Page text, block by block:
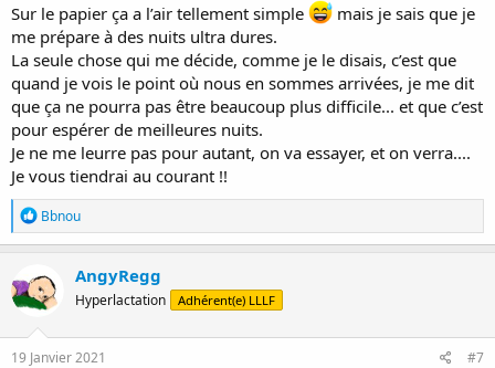
Sur le papier ça a l’air tellement simple
mais je sais que je
me prépare à des nuits ultra dures.
La seule chose qui me décide, comme je le disais, c’est que
quand je vois le point où nous en sommes arrivées, je me dit
que ça ne pourra pas être beaucoup plus difficile... et que c’est
pour espérer de meilleures nuits.
Je ne me leurre pas pour autant, on va essayer, et on verra....
Je vous tiendrai au courant !!
R
é
a
t
i
n
s
Bbnou
AngyRegg
Hyperlactation Adhérent(e) LLLF
19 Janvier 2021 #7